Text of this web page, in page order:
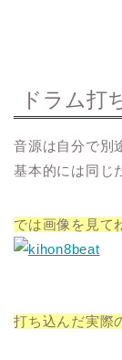
ドラム打
音源は自分で別
基本的には同じ
では画像を見て
打ち込んだ実際